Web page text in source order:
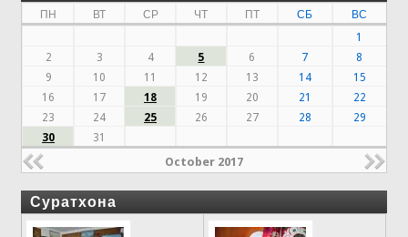
ПН ВТ СР ЧТ ПТ СБ
ВС
1
2
3 4 5 6 7
8
9
10 11 12 13 14
15
16
17 18 19 20 21
22
23
24 25 26 27 28
29
30
31
October 2017
Суратхона